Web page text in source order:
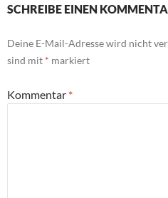
SCHREIBE EINEN
Deine E-Mail-Adresse wird nicht
sind mit * markiert
Kommentar *